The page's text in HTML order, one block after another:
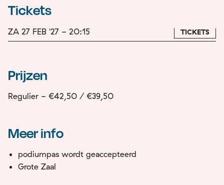
Tickets
ZA 27 FEB '27 - 20:15 TICKETS
Prijzen
Regulier - €42,50 / €39,50
Meer info
podiumpas wordt geaccepteerd
Grote Zaal